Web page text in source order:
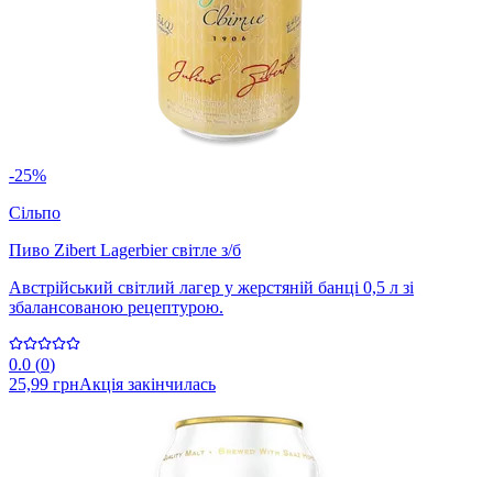
-25%
Сільпо
Пиво Zibert Lagerbier світле з/б
Австрійський світлий лагер у жерстяній банці 0,5 л зі
збалансованою рецептурою.
0.0 (0)
25,99 грнАкція закінчилась